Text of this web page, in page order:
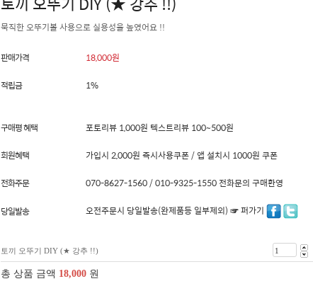
묵직한 오뚜기볼 사용으로 실용성을 높였어요 !!
판매가격 18,000원
적립금 1%
구매평 혜택 포토리뷰 1,000원 텍스트리뷰 100~500원
회원혜택 가입시 2,000원 즉시사용쿠폰 / 앱 설치시 1000원 쿠폰
전화주문 070-8627-1560 / 010-9325-1550 전화문의 구매환영
당일발송 오전주문시 당일발송(완제품등 일부제외) ☞ 퍼가기
토끼 오뚜기 DIY (★ 강추 !!)
총 상품 금액 18,000 원